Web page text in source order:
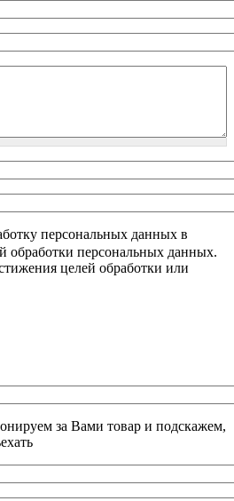
персональных данных в
обработки персональных данных.
целей обработки или
за Вами товар и подскажем,